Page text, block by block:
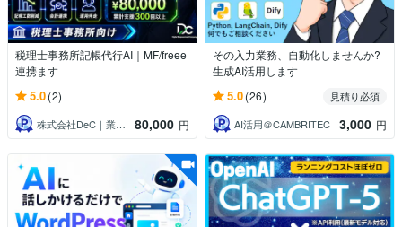
税理士事務所記帳代行AI｜MF/freee
連携ます
5.0(2)
株式会社DeC｜業務自動化を100社支援 80,000 円
その入力業務、自動化しませんか?
生成AI活用します
5.0(26)
見積り必須
AI活用＠CAMBRITEC
3,000 円